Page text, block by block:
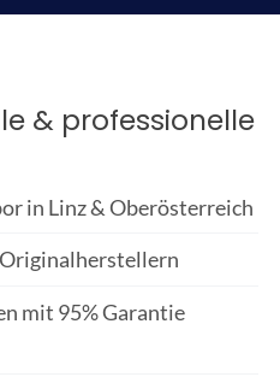
& professionelle
in Linz & Oberösterreich
mit 95% Garantie